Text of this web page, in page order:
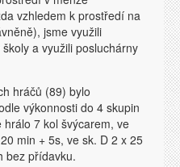
vzhledem k prostředí na
jsme využili
a využili posluchárny
hráčů (89) bylo
výkonnosti do 4 skupin
hrálo 7 kol švýcarem, ve
min + 5s, ve sk. D 2 x 25
bez přídavku.